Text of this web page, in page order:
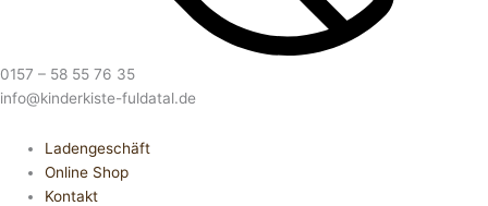
0157 – 58 55 76 35
info@kinderkiste-fuldatal.de
Ladengeschäft
Online Shop
Kontakt